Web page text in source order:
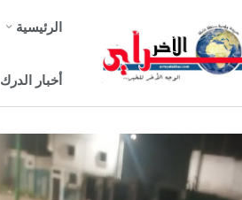
الرئيسية
أخبار الدرك